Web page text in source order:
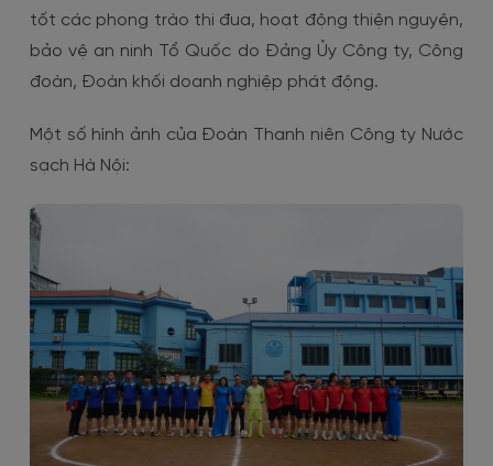
tốt các phong trào thi đua, hoạt động thiện nguyện,
bảo vệ an ninh Tổ Quốc do Đảng Ủy Công ty, Công
đoàn, Đoàn khối doanh nghiệp phát động.
Một số hình ảnh của Đoàn Thanh niên Công ty Nước
sạch Hà Nội: